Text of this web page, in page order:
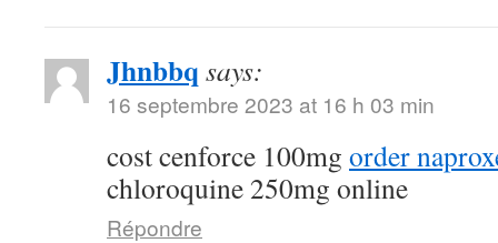
Jhnbbq says:
16 septembre 2023 at 16 h 03 min
cost cenforce 100mg order
chloroquine 250mg online
Répondre